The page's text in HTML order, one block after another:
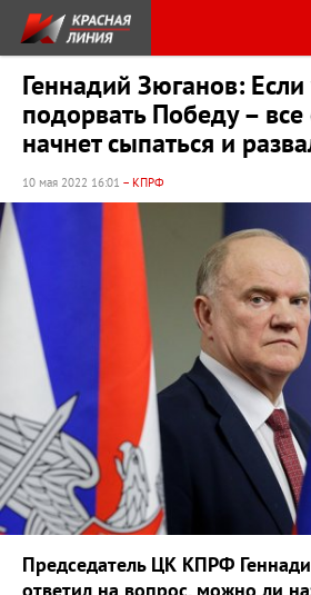
Геннадий Зюганов: Если
подорвать Победу – все
начнет сыпаться и
10 мая 2022 16:01 – КПРФ
Председатель ЦК КПРФ